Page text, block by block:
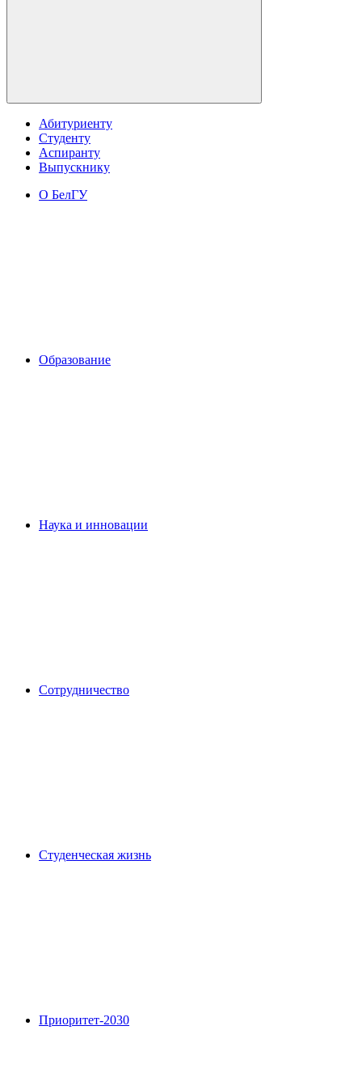
Абитуриенту
Студенту
Аспиранту
Выпускнику
О БелГУ
Образование
Наука и инновации
Сотрудничество
Студенческая жизнь
Приоритет-2030